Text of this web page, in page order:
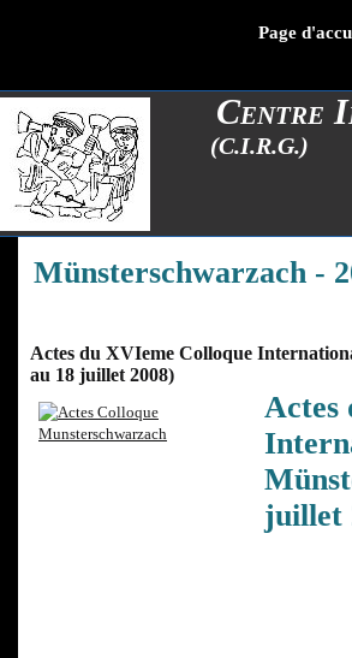
Page
Centre
(C.I.R.G.)
Münsterschwarzach -
Actes du XVIeme Colloque
au 18 juillet 2008)
Actes
juillet